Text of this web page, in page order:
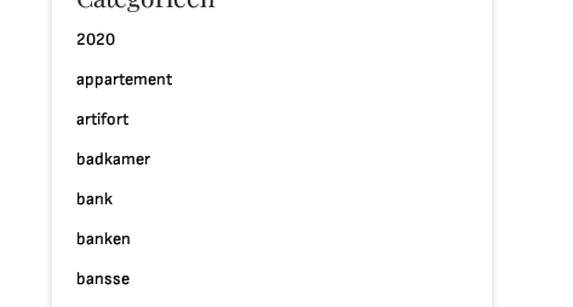
2020
appartement
artifort
badkamer
bank
banken
bansse